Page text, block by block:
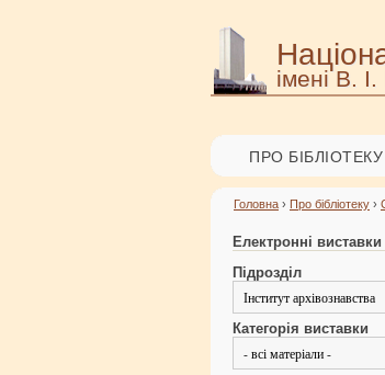
імені В.
ПРО БІБЛІОТЕКУ
Головна › Про бібліотеку ›
Електронні виставки
Підрозділ
Категорія виставки